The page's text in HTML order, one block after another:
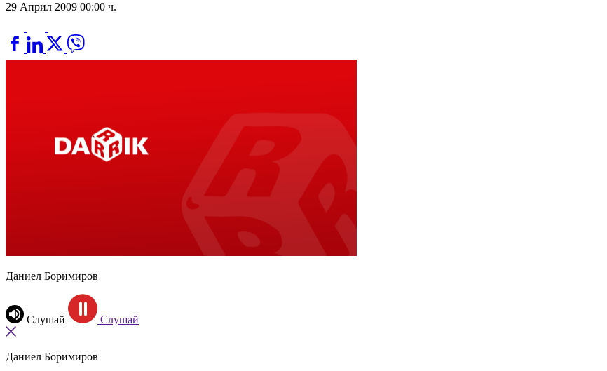
29 Април 2009 00:00 ч.
Даниел Боримиров
Слушай Слушай
Даниел Боримиров